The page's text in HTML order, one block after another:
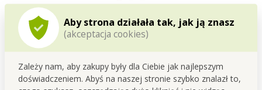
Aby strona działała tak, jak ją znasz
(akceptacja cookies)
Zależy nam, aby zakupy były dla Ciebie jak najlepszym
doświadczeniem. Abyś na naszej stronie szybko znalazł to,
Szczegółowy opis
Taśma zabezpieczająca ochroni Twoje dzieci przed